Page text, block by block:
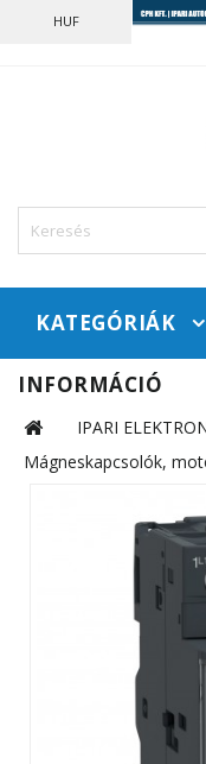
HUF
KATEGÓRIÁK
INFORMÁCIÓ
IPARI
Mágneskapcsolók,